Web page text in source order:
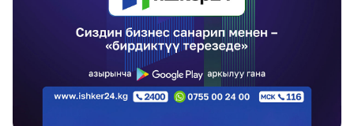
Көңүл ачуучу
Чалуулар жана
Номерди тандоо SIM жеткирүү
Жаңылыктар MEGAда иште
Кызмат көрсөтүүлөр